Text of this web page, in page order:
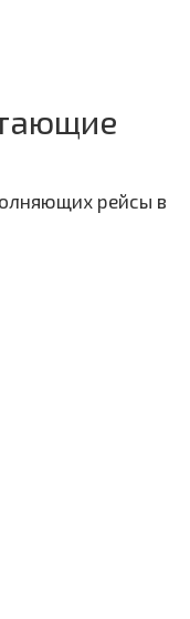
рейсы в